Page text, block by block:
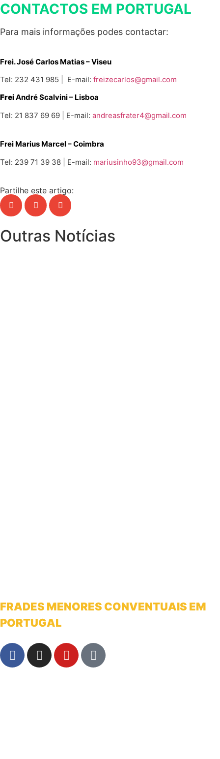
CONTACTOS EM PORTUGAL
Para mais informações podes contactar:
Frei. José Carlos Matias – Viseu
Tel: 232 431 985 | E-mail: freizecarlos@gmail.com
FreiAndré Scalvini – Lisboa
Tel: 21 837 69 69 | E-mail: andreasfrater4@gmail.com
Frei Marius Marcel– Coimbra
Tel: 239 71 39 38 | E-mail: mariusinho93@gmail.com
Partilhe este artigo:
Outras Notícias
FRADES MENORES CONVENTUAIS EM
PORTUGAL